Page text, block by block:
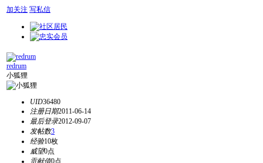
加关注 写私信
redrum
小狐狸
UID36480
注册日期2011-06-14
最后登录2012-09-07
发帖数3
经验10枚
威望0点
贡献值0点